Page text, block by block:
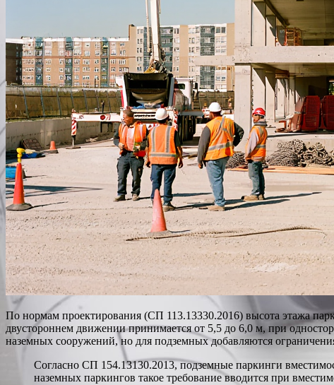
По нормам проектирования (СП 113.13330.2016) высота этажа
двустороннем движении принимается от 5,5 до 6,0 м, при
наземных сооружений, но для подземных добавляются
Согласно СП 154.13130.2013, подземные паркинги
наземных паркингов такое требование вводится при